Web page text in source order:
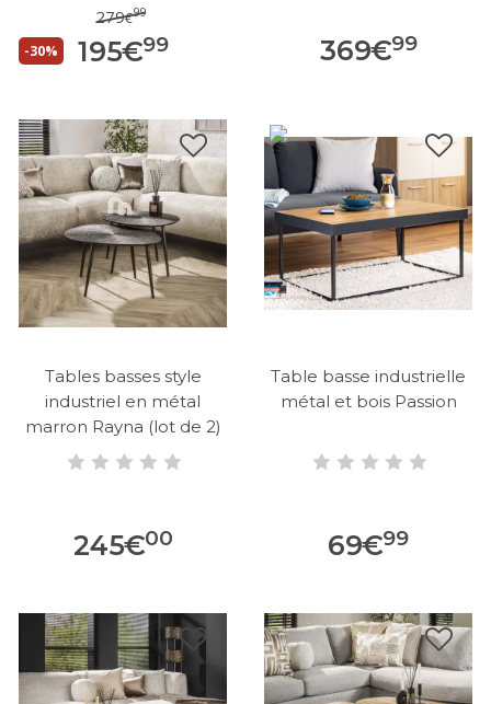
-30%
279€99
195€99 369€99
Tables basses style
industriel en métal
marron Rayna (lot de 2)
245€00
Table basse industrielle
métal et bois Passion
69€99